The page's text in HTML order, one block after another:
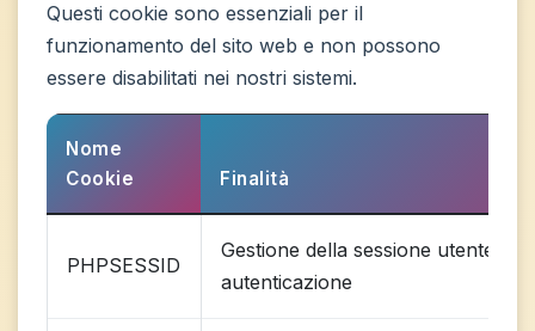
Questi cookie sono essenziali per il
funzionamento del sito web e non possono
essere disabilitati nei nostri sistemi.
Nome
Cookie
Finalità
PHPSESSID
Gestione della sessione utente
autenticazione